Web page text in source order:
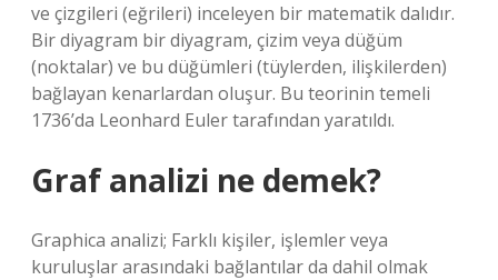
ve çizgileri (eğrileri) inceleyen bir matematik dalıdır.
Bir diyagram bir diyagram, çizim veya düğüm
(noktalar) ve bu düğümleri (tüylerden, ilişkilerden)
bağlayan kenarlardan oluşur. Bu teorinin temeli
1736’da Leonhard Euler tarafından yaratıldı.
Graf analizi ne demek?
Graphica analizi; Farklı kişiler, işlemler veya
kuruluşlar arasındaki bağlantılar da dahil olmak